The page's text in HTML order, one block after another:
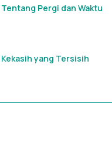
Tentang Pergi dan Waktu
Kekasih yang Tersisih